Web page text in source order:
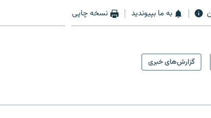
به ما بپیوندید نسخه چاپی
گزارش‌های خبری